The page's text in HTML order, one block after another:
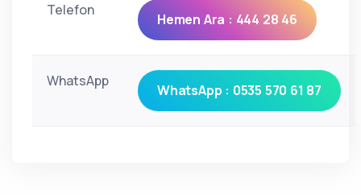
Telefon
Hemen Ara : 444 28 46
WhatsApp
WhatsApp : 0535 570 61 87